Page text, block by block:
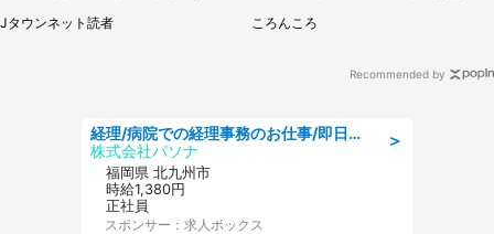
県・50代男性）
Jタウンネット読者 ころんころ
Recommended by
＞
経理/病院での経理事務のお仕事/即日勤務可/車通勤可/経理/一般事務
株式会社パソナ
福岡県 北九州市
時給1,380円
正社員
スポンサー：求人ボックス